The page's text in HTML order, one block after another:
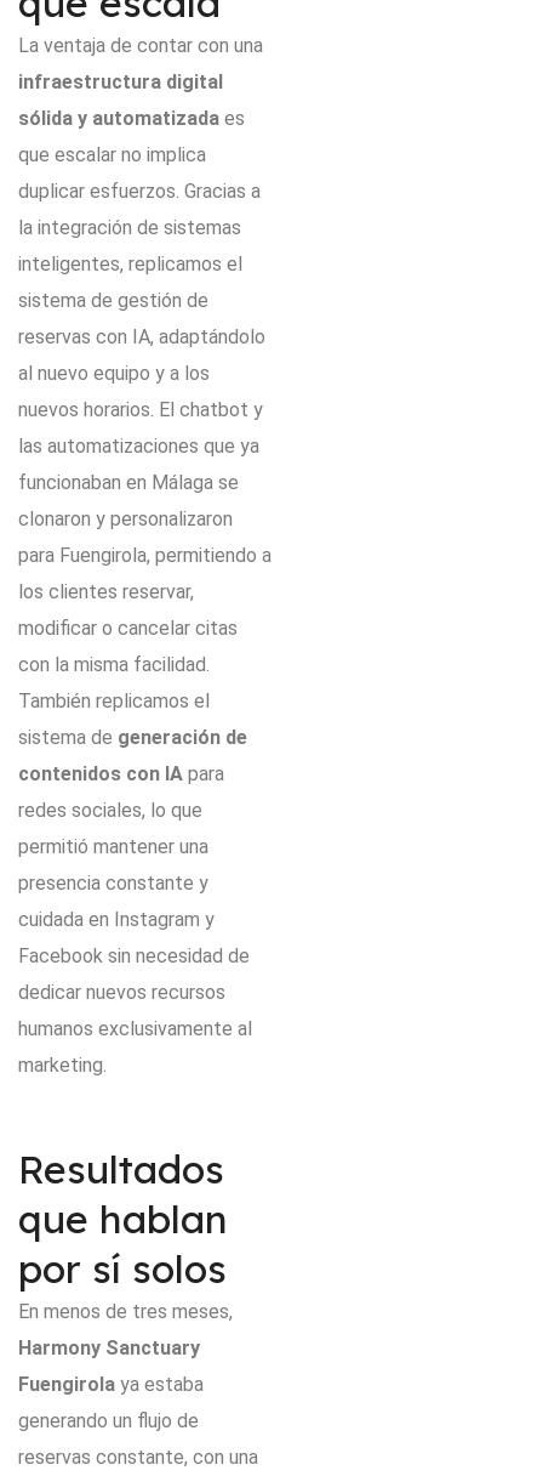
La ventaja de contar con una
infraestructura digital
sólida y automatizada es
que escalar no implica
duplicar esfuerzos. Gracias a
la integración de sistemas
inteligentes, replicamos el
sistema de gestión de
reservas con IA, adaptándolo
al nuevo equipo y a los
nuevos horarios. El chatbot y
las automatizaciones que ya
funcionaban en Málaga se
clonaron y personalizaron
para Fuengirola, permitiendo a
los clientes reservar,
modificar o cancelar citas
con la misma facilidad.
También replicamos el
sistema de generación de
contenidos con IA para
redes sociales, lo que
permitió mantener una
presencia constante y
cuidada en Instagram y
Facebook sin necesidad de
dedicar nuevos recursos
humanos exclusivamente al
marketing.
Resultados
que hablan
por sí solos
En menos de tres meses,
Harmony Sanctuary
Fuengirola ya estaba
generando un flujo de
reservas constante, con una